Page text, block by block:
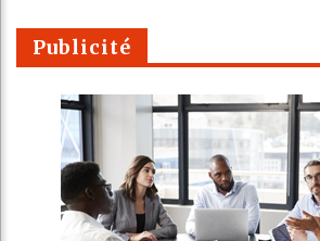
Publicité